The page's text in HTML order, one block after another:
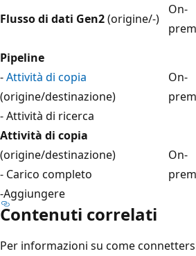
Flusso di dati Gen2(origine/-)
On-
Pipeline
-Attività di copia
(origine/destinazione)
- Attività di ricerca
On-
Attività di copia
(origine/destinazione)
- Carico completo
-Aggiungere
On-
Contenuti correlati
Per informazioni su come